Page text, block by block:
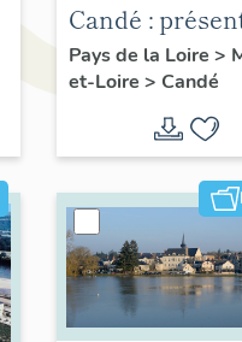
Candé :
de la
Pays de la Loire >
et-Loire > Candé